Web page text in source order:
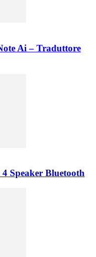
Ai – Traduttore
Speaker Bluetooth